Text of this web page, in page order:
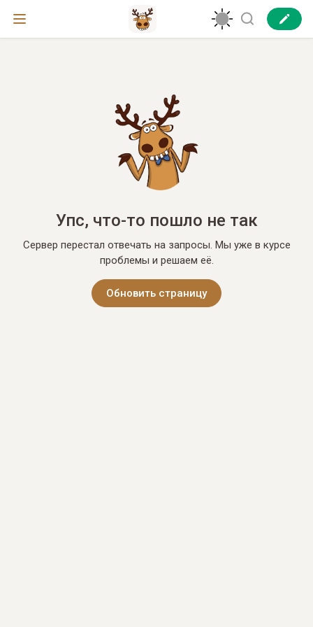
Упс, что-то пошло не так
Сервер перестал отвечать на запросы. Мы уже в курсе
проблемы и решаем её.
Обновить страницу